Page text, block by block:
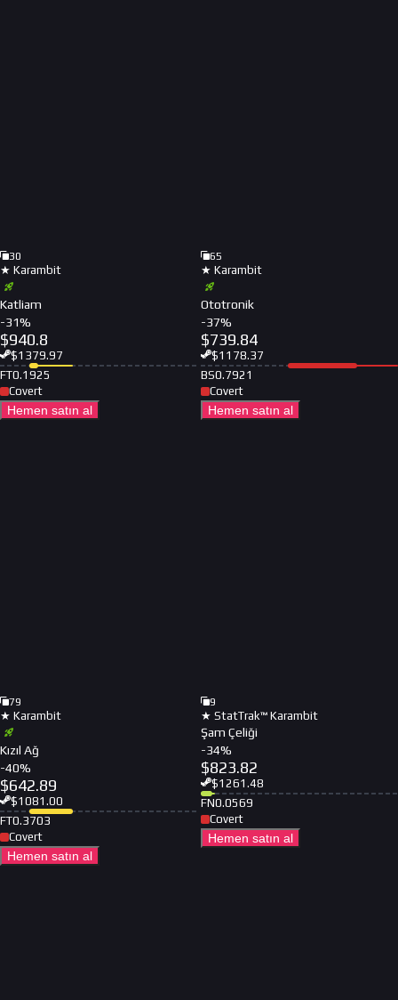
30
★ Karambit
Katliam
-31%
$940.8
$1379.97
FT0.1925
Covert
Hemen satın al
65
★ Karambit
Ototronik
-37%
$739.84
$1178.37
BS0.7921
Covert
Hemen satın al
79
★ Karambit
Kızıl Ağ
-40%
$642.89
$1081.00
FT0.3703
Covert
Hemen satın al
9
★ StatTrak™ Karambit
Şam Çeliği
-34%
$823.82
$1261.48
FN0.0569
Covert
Hemen satın al